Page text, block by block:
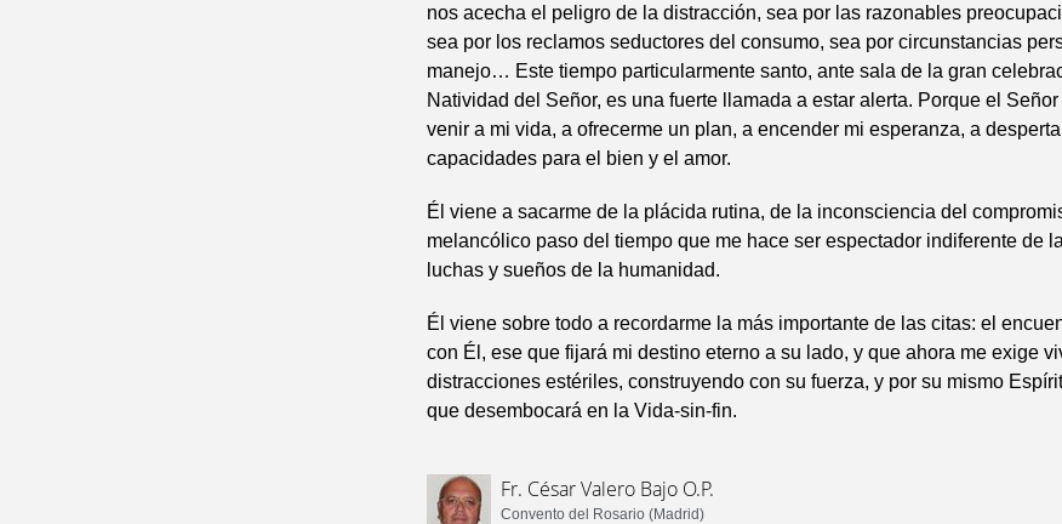
nos acecha el peligro de la distracción, sea por las razonables
sea por los reclamos seductores del consumo, sea por circunstancias
manejo… Este tiempo particularmente santo, ante sala de la gran
Natividad del Señor, es una fuerte llamada a estar alerta. Porque el
venir a mi vida, a ofrecerme un plan, a encender mi esperanza, a
capacidades para el bien y el amor.
Él viene a sacarme de la plácida rutina, de la inconsciencia del
melancólico paso del tiempo que me hace ser espectador indiferente de
luchas y sueños de la humanidad.
Él viene sobre todo a recordarme la más importante de las citas: el
con Él, ese que fijará mi destino eterno a su lado, y que ahora me exige
distracciones estériles, construyendo con su fuerza, y por su mismo
que desembocará en la Vida-sin-fin.
Fr. César Valero Bajo O.P.
Convento del Rosario (Madrid)